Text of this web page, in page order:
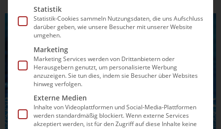
SYNCHRONSCHWIMMEN
Statistik
Statistik-Cookies sammeln Nutzungsdaten, die uns Aufschluss
darüber geben, wie unsere Besucher mit unserer Website
umgehen.
Marketing
Marketing Services werden von Drittanbietern oder
Herausgebern genutzt, um personalisierte Werbung
anzuzeigen. Sie tun dies, indem sie Besucher über Websites
hinweg verfolgen.
Externe Medien
Inhalte von Videoplattformen und Social-Media-Plattformen
werden standardmäßig blockiert. Wenn externe Services
akzeptiert werden, ist für den Zugriff auf diese Inhalte keine